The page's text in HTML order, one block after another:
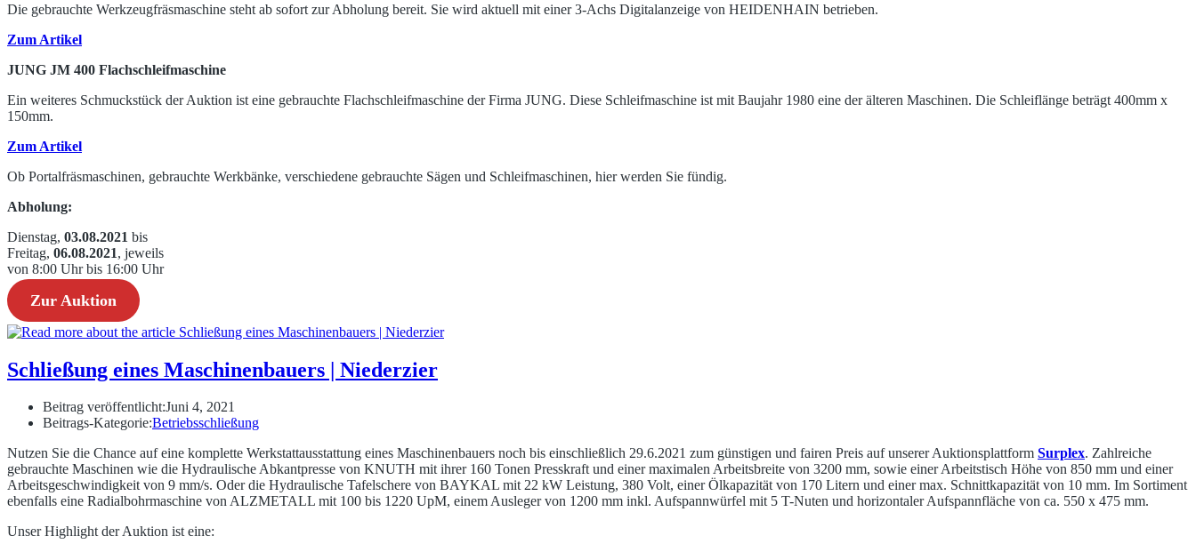
Die gebrauchte Werkzeugfräsmaschine steht ab sofort zur Abholung bereit. Sie wird aktuell mit einer 3-Achs Digitalanzeige von HEIDENHAIN betrieben.
Zum Artikel
JUNG JM 400 Flachschleifmaschine
Ein weiteres Schmuckstück der Auktion ist eine gebrauchte Flachschleifmaschine der Firma JUNG. Diese Schleifmaschine ist mit Baujahr 1980 eine der älteren Maschinen. Die Schleiflänge beträgt 400mm x
150mm.
Zum Artikel
Ob Portalfräsmaschinen, gebrauchte Werkbänke, verschiedene gebrauchte Sägen und Schleifmaschinen, hier werden Sie fündig.
Abholung:
Dienstag, 03.08.2021 bis
Freitag, 06.08.2021, jeweils
von 8:00 Uhr bis 16:00 Uhr
Zur Auktion
Schließung eines Maschinenbauers | Niederzier
Beitrag veröffentlicht:Juni 4, 2021
Beitrags-Kategorie:Betriebsschließung
Nutzen Sie die Chance auf eine komplette Werkstattausstattung eines Maschinenbauers noch bis einschließlich 29.6.2021 zum günstigen und fairen Preis auf unserer Auktionsplattform Surplex. Zahlreiche
gebrauchte Maschinen wie die Hydraulische Abkantpresse von KNUTH mit ihrer 160 Tonen Presskraft und einer maximalen Arbeitsbreite von 3200 mm, sowie einer Arbeitstisch Höhe von 850 mm und einer
Arbeitsgeschwindigkeit von 9 mm/s. Oder die Hydraulische Tafelschere von BAYKAL mit 22 kW Leistung, 380 Volt, einer Ölkapazität von 170 Litern und einer max. Schnittkapazität von 10 mm. Im Sortiment
ebenfalls eine Radialbohrmaschine von ALZMETALL mit 100 bis 1220 UpM, einem Ausleger von 1200 mm inkl. Aufspannwürfel mit 5 T-Nuten und horizontaler Aufspannfläche von ca. 550 x 475 mm.
Unser Highlight der Auktion ist eine: